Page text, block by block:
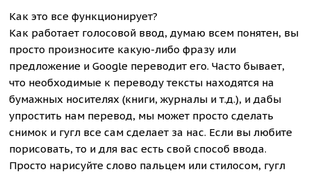
Как это все функционирует?
Как работает голосовой ввод, думаю всем понятен, вы
просто произносите какую-либо фразу или
предложение и Google переводит его. Часто бывает,
что необходимые к переводу тексты находятся на
бумажных носителях (книги, журналы и т.д.), и дабы
упростить нам перевод, мы может просто сделать
снимок и гугл все сам сделает за нас. Если вы любите
порисовать, то и для вас есть свой способ ввода.
Просто нарисуйте слово пальцем или стилосом, гугл